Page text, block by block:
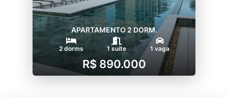
APARTAMENTO 2 DORM.
2 dorms 1 suíte 1 vaga
R$ 890.000